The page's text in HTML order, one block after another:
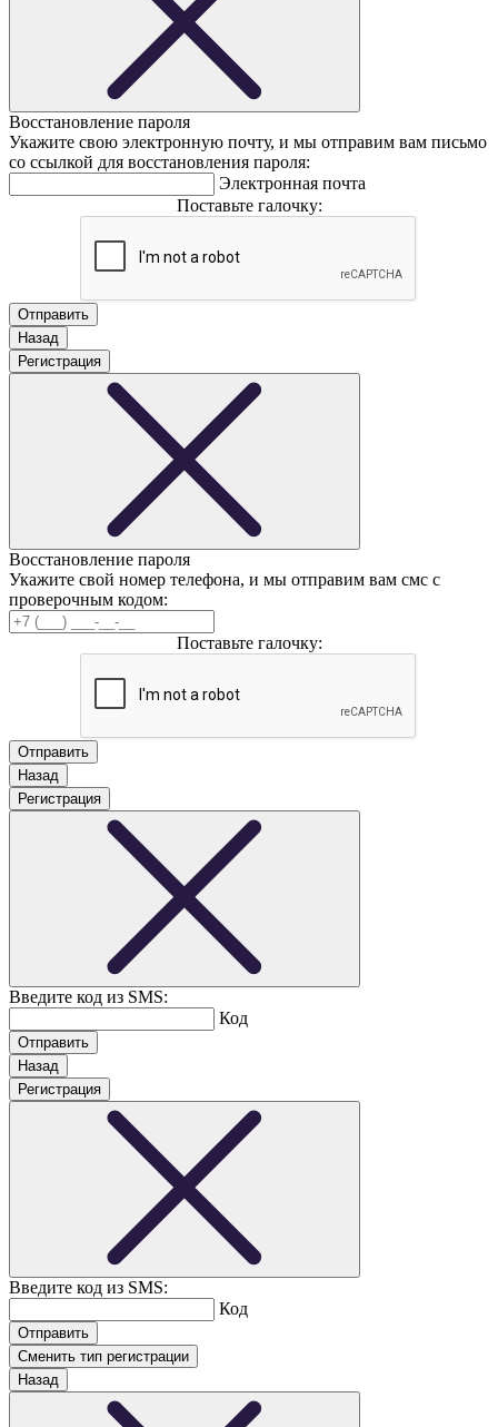
Восстановление пароля
Укажите свою электронную почту, и мы отправим вам письмо
со ссылкой для восстановления пароля:
Электронная почта
Поставьте галочку:
Назад
Регистрация
Восстановление пароля
Укажите свой номер телефона, и мы отправим вам смс с
проверочным кодом:
Поставьте галочку:
Назад
Регистрация
Введите код из SMS:
Код
Назад
Регистрация
Введите код из SMS:
Код
Сменить тип регистрации
Назад